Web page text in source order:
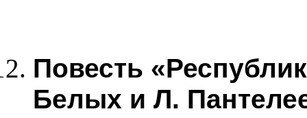
Повесть
Белых и Л.